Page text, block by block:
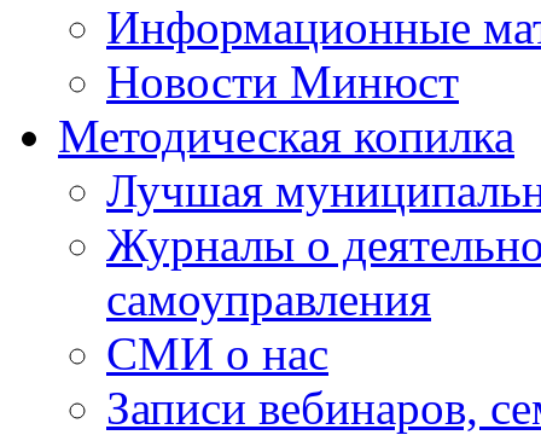
Информационные
Новости Минюст
Методическая копилка
Лучшая
Журналы о
самоуправления
СМИ о нас
Записи вебинаров,